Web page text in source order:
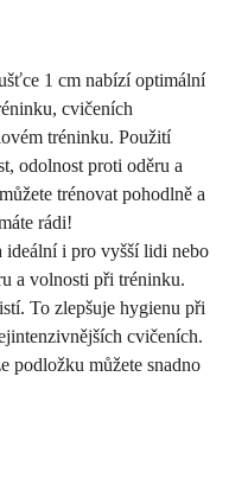
1 cm nabízí optimální
cvičeních
tréninku. Použití
odolnost proti oděru a
trénovat pohodlně a
rádi!
ideální i pro vyšší lidi nebo
a volnosti při tréninku.
To zlepšuje hygienu při
cvičeních.
podložku můžete snadno